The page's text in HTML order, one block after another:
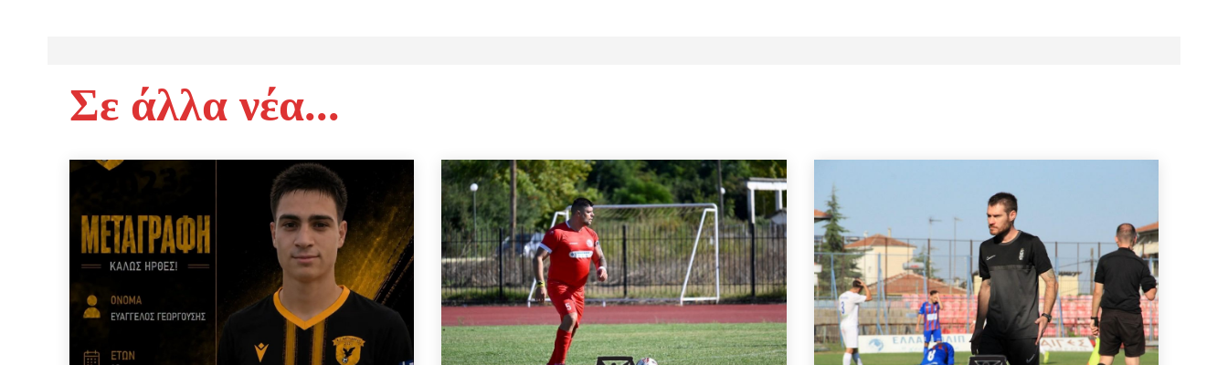
Σε άλλα νέα...